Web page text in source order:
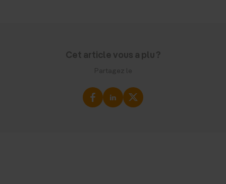
Cet article vous a plu ?
Partagez le